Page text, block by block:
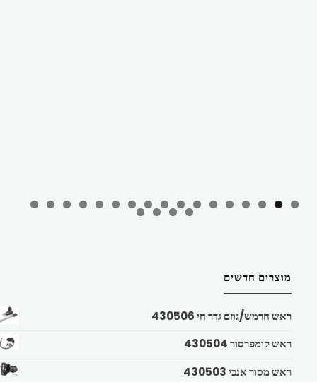
מוצרים חדשים
ראש חרמש/גוזם גדר חי 430506
ראש קומפרסור 430504
ראש מסור אנכי 430503